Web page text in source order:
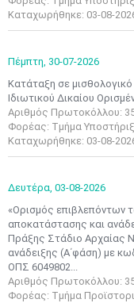
Καταχωρήθηκε: 03-08-
Πέμπτη, 30-07-2026
Κατάταξη σε
Ιδιωτικού Δικαίου
Αριθμός Πρωτοκόλλου:
Φορέας: Τμήμα
Καταχωρήθηκε: 03-08-
Δευτέρα, 03-08-2026
«Ορισμός επιβλεπόντων
αποκατάστασης και
Πράξης Στάδιο Αρχαίας
ανάδειξης (Α΄φάση) με
ΟΠΣ 6049802...
Αριθμός Πρωτοκόλλου:
Φορέας: Τμήμα